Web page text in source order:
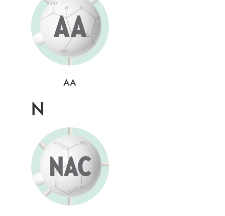
AA
N